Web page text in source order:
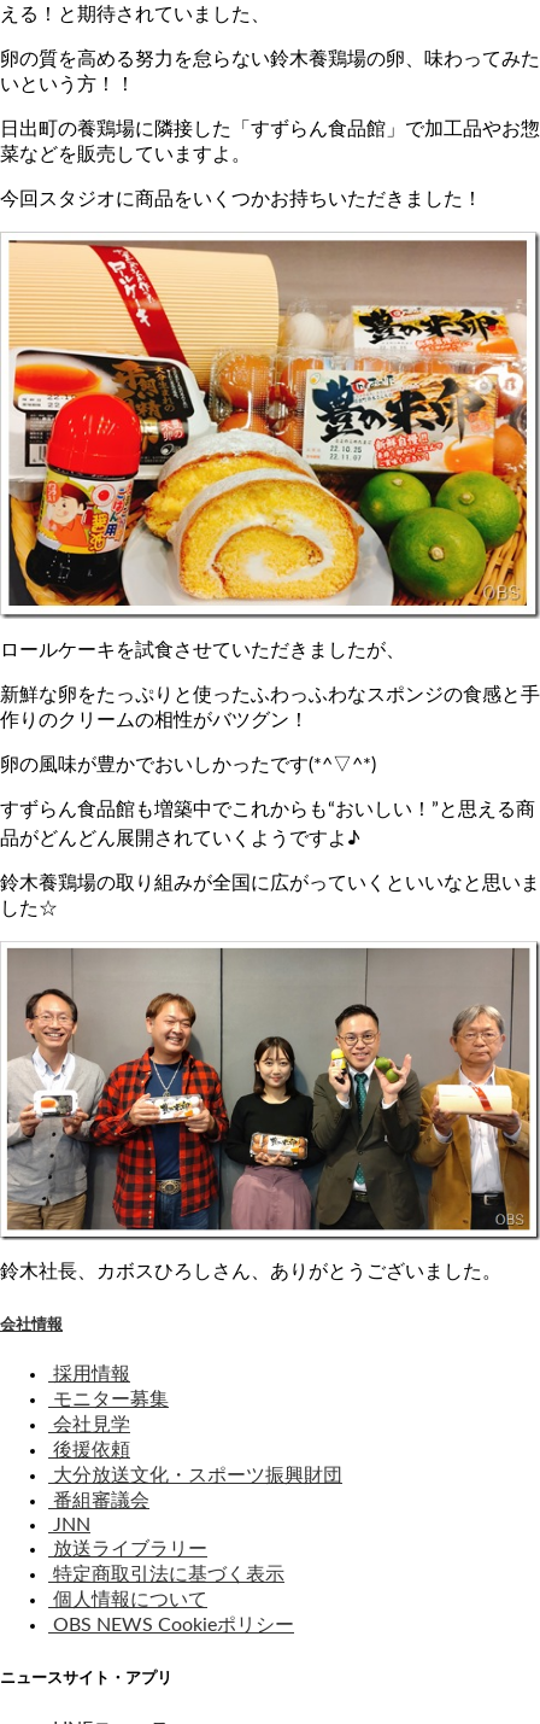
える！と期待されていました、
卵の質を高める努力を怠らない鈴木養鶏場の卵、味わってみた
いという方！！
日出町の養鶏場に隣接した「すずらん食品館」で加工品やお惣
菜などを販売していますよ。
今回スタジオに商品をいくつかお持ちいただきました！
ロールケーキを試食させていただきましたが、
新鮮な卵をたっぷりと使ったふわっふわなスポンジの食感と手
作りのクリームの相性がバツグン！
卵の風味が豊かでおいしかったです(*^▽^*)
すずらん食品館も増築中でこれからも“おいしい！”と思える商
品がどんどん展開されていくようですよ♪
鈴木養鶏場の取り組みが全国に広がっていくといいなと思いま
した☆
鈴木社長、カボスひろしさん、ありがとうございました。
会社情報
採用情報
モニター募集
会社見学
後援依頼
大分放送文化・スポーツ振興財団
番組審議会
JNN
放送ライブラリー
特定商取引法に基づく表示
個人情報について
OBS NEWS Cookieポリシー
ニュースサイト・アプリ